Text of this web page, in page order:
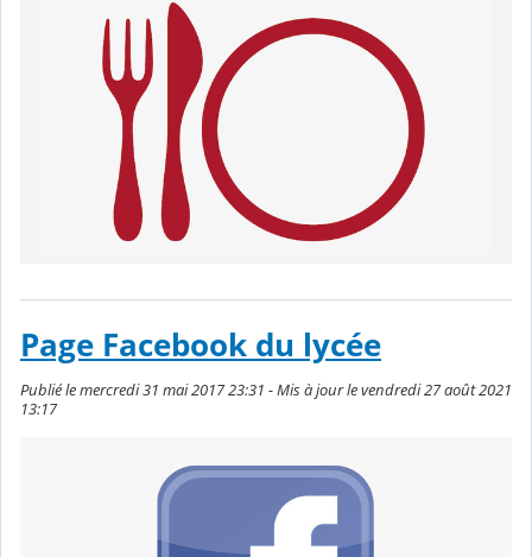
Page Facebook du lycée
Publié le mercredi 31 mai 2017 23:31 - Mis à jour le vendredi 27 août 2021
13:17